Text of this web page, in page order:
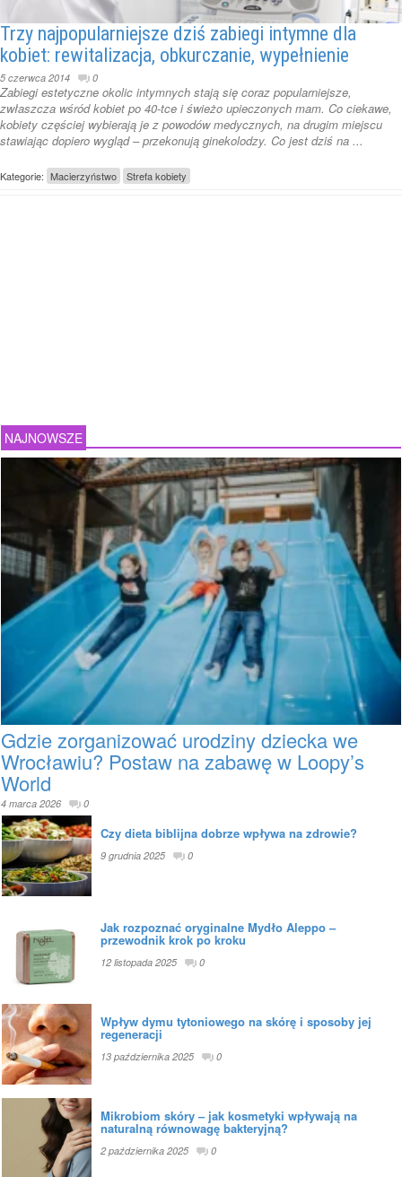
Trzy najpopularniejsze dziś zabiegi intymne dla
kobiet: rewitalizacja, obkurczanie, wypełnienie
5 czerwca 2014 0
Zabiegi estetyczne okolic intymnych stają się coraz popularniejsze,
zwłaszcza wśród kobiet po 40-tce i świeżo upieczonych mam. Co ciekawe,
kobiety częściej wybierają je z powodów medycznych, na drugim miejscu
stawiając dopiero wygląd – przekonują ginekolodzy. Co jest dziś na ...
Kategorie: Macierzyństwo Strefa kobiety
NAJNOWSZE
Gdzie zorganizować urodziny dziecka we
Wrocławiu? Postaw na zabawę w Loopy’s
World
4 marca 2026 0
Czy dieta biblijna dobrze wpływa na zdrowie?
9 grudnia 2025 0
Jak rozpoznać oryginalne Mydło Aleppo –
przewodnik krok po kroku
12 listopada 2025 0
Wpływ dymu tytoniowego na skórę i sposoby jej
regeneracji
13 października 2025 0
Mikrobiom skóry – jak kosmetyki wpływają na
naturalną równowagę bakteryjną?
2 października 2025 0